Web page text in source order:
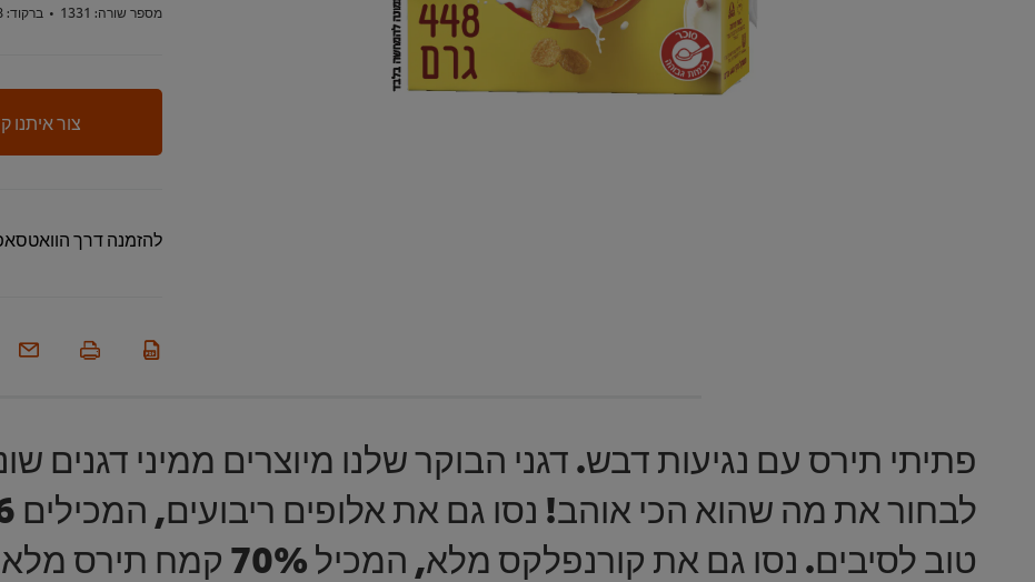
מספר שורה: • ברקוד:7290112495228
צור איתנו
להזמנה דרך
פתיתי תירס עם נגיעות דבש. דגני הבוקר שלנו מיוצרים ממיני דגנים
טוב לסיבים. נסו גם את קורנפלקס מלא, המכיל 70% קמח תירס מלא וגם 6 ויטמינים וברזל.